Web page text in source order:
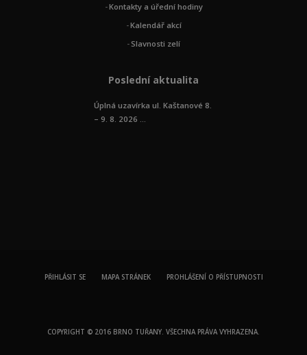
Kontakty a úřední hodiny
Kalendář akcí
Slavnosti zelí
Poslední aktualita
Úplná uzavírka ul. Kaštanové 8.
– 9. 8. 2026 ...
PŘIHLÁSIT SE MAPA STRÁNEK PROHLÁŠENÍ O PŘÍSTUPNOSTI
COPYRIGHT © 2016 BRNO TUŘANY. VŠECHNA PRÁVA VYHRAZENA.